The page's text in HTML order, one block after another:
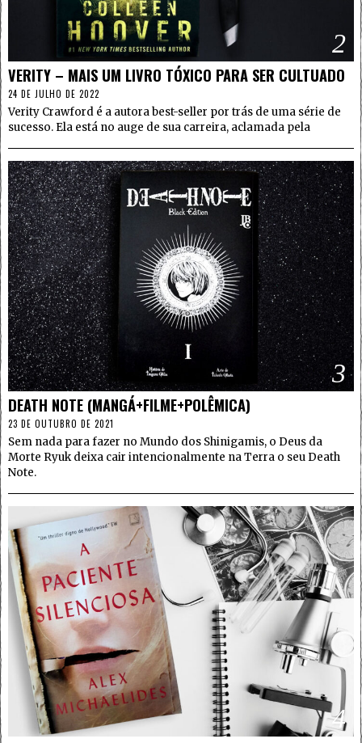
2
VERITY – MAIS UM LIVRO TÓXICO PARA SER CULTUADO
24 DE JULHO DE 2022
Verity Crawford é a autora best-seller por trás de uma série de
sucesso. Ela está no auge de sua carreira, aclamada pela
3
DEATH NOTE (MANGÁ+FILME+POLÊMICA)
23 DE OUTUBRO DE 2021
Sem nada para fazer no Mundo dos Shinigamis, o Deus da
Morte Ryuk deixa cair intencionalmente na Terra o seu Death
Note.
4